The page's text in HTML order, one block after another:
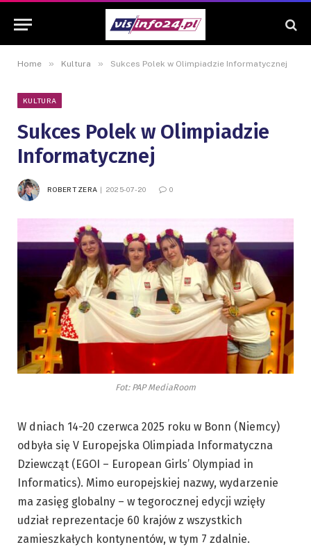
Home » Kultura » Sukces Polek w Olimpiadzie Informatycznej
KULTURA
Sukces Polek w Olimpiadzie
Informatycznej
ROBERT ZERA 2025-07-20 0
Fot: PAP MediaRoom
W dniach 14-20 czerwca 2025 roku w Bonn (Niemcy)
odbyła się V Europejska Olimpiada Informatyczna
Dziewcząt (EGOI – European Girls’ Olympiad in
Informatics). Mimo europejskiej nazwy, wydarzenie
ma zasięg globalny – w tegorocznej edycji wzięły
udział reprezentacje 60 krajów z wszystkich
zamieszkałych kontynentów, w tym 7 zdalnie.